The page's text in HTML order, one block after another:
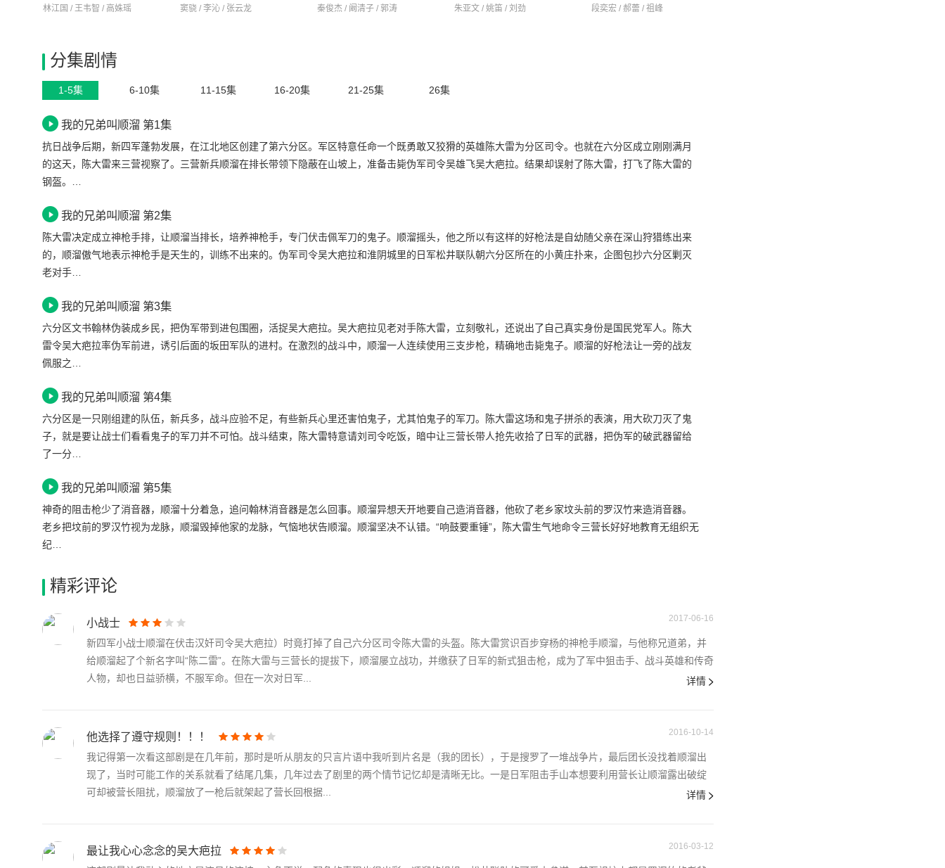
林江国 / 王韦智 / 高姝瑶 窦骁 / 李沁 / 张云龙 秦俊杰 / 阚清子 / 郭涛 朱亚文 / 姚笛 / 刘劲 段奕宏 / 郝蕾 / 祖峰
分集剧情
1-5集 6-10集 11-15集 16-20集 21-25集 26集
我的兄弟叫顺溜 第1集
抗日战争后期，新四军蓬勃发展，在江北地区创建了第六分区。军区特意任命一个既勇敢又狡猾的英雄陈大雷为分区司令。也就在六分区成立刚刚满月
的这天，陈大雷来三营视察了。三营新兵顺溜在排长带领下隐蔽在山坡上，准备击毙伪军司令吴雄飞吴大疤拉。结果却误射了陈大雷，打飞了陈大雷的
钢盔。…
我的兄弟叫顺溜 第2集
陈大雷决定成立神枪手排，让顺溜当排长，培养神枪手，专门伏击佩军刀的鬼子。顺溜摇头，他之所以有这样的好枪法是自幼随父亲在深山狩猎练出来
的，顺溜傲气地表示神枪手是天生的，训练不出来的。伪军司令吴大疤拉和淮阴城里的日军松井联队朝六分区所在的小黄庄扑来，企图包抄六分区剿灭
老对手…
我的兄弟叫顺溜 第3集
六分区文书翰林伪装成乡民，把伪军带到进包围圈，活捉吴大疤拉。吴大疤拉见老对手陈大雷，立刻敬礼，还说出了自己真实身份是国民党军人。陈大
雷令吴大疤拉率伪军前进，诱引后面的坂田军队的进村。在激烈的战斗中，顺溜一人连续使用三支步枪，精确地击毙鬼子。顺溜的好枪法让一旁的战友
佩服之…
我的兄弟叫顺溜 第4集
六分区是一只刚组建的队伍，新兵多，战斗应验不足，有些新兵心里还害怕鬼子，尤其怕鬼子的军刀。陈大雷这场和鬼子拼杀的表演，用大砍刀灭了鬼
子，就是要让战士们看看鬼子的军刀并不可怕。战斗结束，陈大雷特意请刘司令吃饭，暗中让三营长带人抢先收拾了日军的武器，把伪军的破武器留给
了一分…
我的兄弟叫顺溜 第5集
神奇的阻击枪少了消音器，顺溜十分着急，追问翰林消音器是怎么回事。顺溜异想天开地要自己造消音器，他砍了老乡家坟头前的罗汉竹来造消音器。
老乡把坟前的罗汉竹视为龙脉，顺溜毁掉他家的龙脉，气恼地状告顺溜。顺溜坚决不认错。“响鼓要重锤”，陈大雷生气地命令三营长好好地教育无组织无
纪…
精彩评论
小战士 2017-06-16
新四军小战士顺溜在伏击汉奸司令吴大疤拉）时竟打掉了自己六分区司令陈大雷的头盔。陈大雷赏识百步穿杨的神枪手顺溜，与他称兄道弟，并
给顺溜起了个新名字叫“陈二雷”。在陈大雷与三营长的提拔下，顺溜屡立战功，并缴获了日军的新式狙击枪，成为了军中狙击手、战斗英雄和传奇
人物，却也日益骄横，不服军命。但在一次对日军...
详情
他选择了遵守规则！！！ 2016-10-14
我记得第一次看这部剧是在几年前，那时是听从朋友的只言片语中我听到片名是（我的团长），于是搜罗了一堆战争片，最后团长没找着顺溜出
现了，当时可能工作的关系就看了结尾几集，几年过去了剧里的两个情节记忆却是清晰无比。一是日军阻击手山本想要利用营长让顺溜露出破绽
可却被营长阻扰，顺溜放了一枪后就架起了营长回根据...
详情
最让我心心念念的吴大疤拉 2016-03-12